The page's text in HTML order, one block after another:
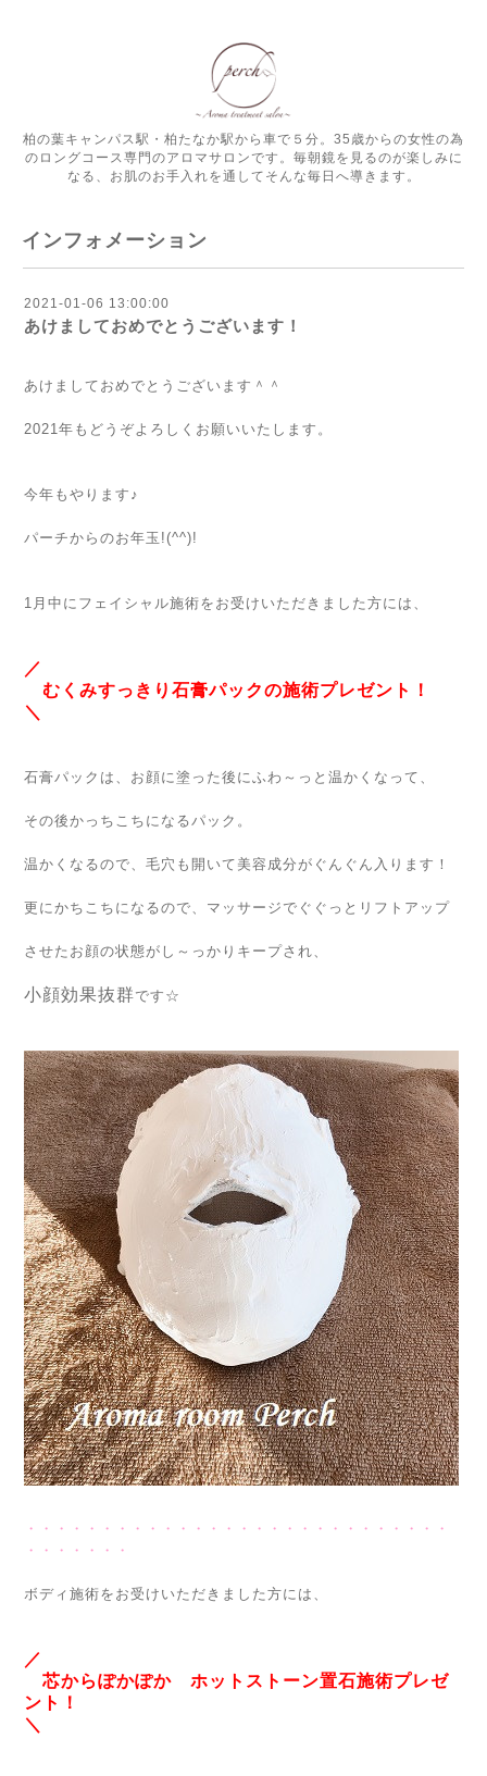
柏の葉キャンパス駅・柏たなか駅から車で５分。35歳からの女性の為
のロングコース専門のアロマサロンです。毎朝鏡を見るのが楽しみに
なる、お肌のお手入れを通してそんな毎日へ導きます。
インフォメーション
2021-01-06 13:00:00
あけましておめでとうございます！
あけましておめでとうございます＾＾
2021年もどうぞよろしくお願いいたします。
今年もやります♪
パーチからのお年玉!(^^)!
1月中にフェイシャル施術をお受けいただきました方には、
／
むくみすっきり石膏パックの施術プレゼント！
＼
石膏パックは、お顔に塗った後にふわ～っと温かくなって、
その後かっちこちになるパック。
温かくなるので、毛穴も開いて美容成分がぐんぐん入ります！
更にかちこちになるので、マッサージでぐぐっとリフトアップ
させたお顔の状態がし～っかりキープされ、
小顔効果抜群です☆
・・・・・・・・・・・・・・・・・・・・・・・・・・・・
・・・・・・・
ボディ施術をお受けいただきました方には、
／
芯からぽかぽか ホットストーン置石施術プレゼ
ント！
＼